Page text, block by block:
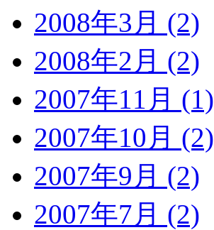
2008年3月 (2)
2008年2月 (2)
2007年11月 (1)
2007年10月 (2)
2007年9月 (2)
2007年7月 (2)